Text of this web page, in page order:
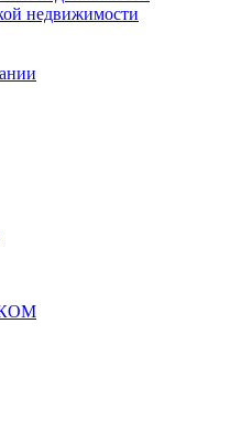
недвижимости